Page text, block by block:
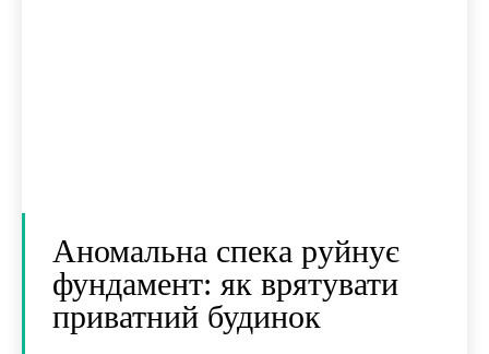
Аномальна спека руйнує
фундамент: як врятувати
приватний будинок